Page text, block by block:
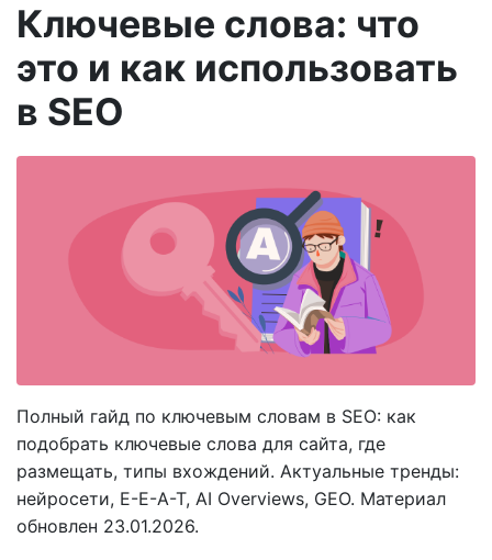
Ключевые слова: что
это и как использовать
в SEO
Полный гайд по ключевым словам в SEO: как
подобрать ключевые слова для сайта, где
размещать, типы вхождений. Актуальные тренды:
нейросети, E-E-A-T, AI Overviews, GEO. Материал
обновлен 23.01.2026.